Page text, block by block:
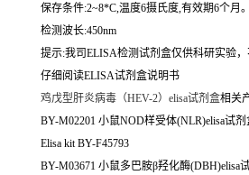
保存条件:2~8*C,温度6摄氏度,有效期6个月。
检测波长:450nm
提示:我司ELISA检测试剂盒仅供科研实验
仔细阅读ELISA试剂盒说明书
鸡戊型肝炎病毒（HEV-2）elisa试剂盒相关
BY-M02201 小鼠NOD样受体(NLR)elisa试剂
Elisa kit BY-F45793
BY-M03671 小鼠多巴胺β羟化酶(DBH)elisa